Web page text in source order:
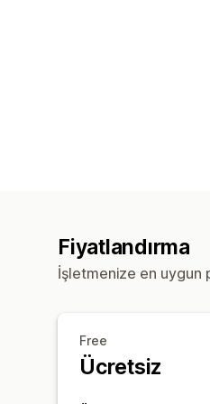
Fiyatlandırma
İşletmenize en uygun
Free
Ücretsiz